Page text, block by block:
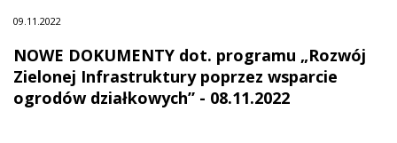
09 11.2022
NOWE DOKUMENTY dot. programu „Rozwój
Zielonej Infrastruktury poprzez wsparcie
ogrodów działkowych” - 08.11.2022